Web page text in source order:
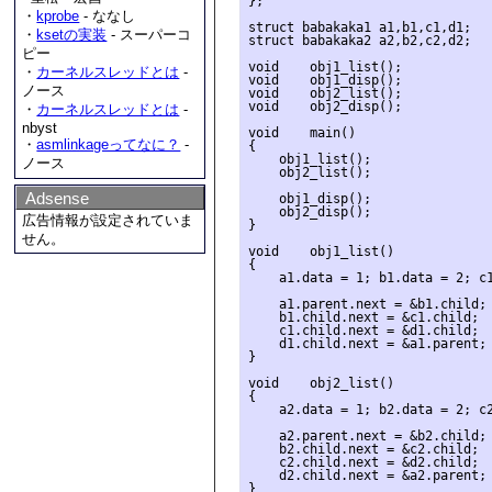
struct babakaka1 a1,b1,c1,d1;
struct babakaka2 a2,b2,c2,d2;
void	obj1_list();
void	obj1_disp();
void	obj2_list();
void	obj2_disp();
void	main()
{
    obj1_list();
    obj2_list();
    obj1_disp();
    obj2_disp();
}
void	obj1_list()
{
a1.data = 1; b1.data = 2;
    a1.parent.next = &b1.child;
    b1.child.next = &c1.child;
    c1.child.next = &d1.child;
    d1.child.next = &a1.parent;
}
void	obj2_list()
{
a2.data = 1; b2.data = 2;
    a2.parent.next = &b2.child;
    b2.child.next = &c2.child;
    c2.child.next = &d2.child;
    d2.child.next = &a2.parent;
}
・ kprobe - ななし
・ ksetの実装 - スーパーコ
ピー
・ カーネルスレッドとは -
ノース
・ カーネルスレッドとは -
nbyst
・asmlinkageってなに？ -
ノース
Adsense
広告情報が設定されていま
せん。